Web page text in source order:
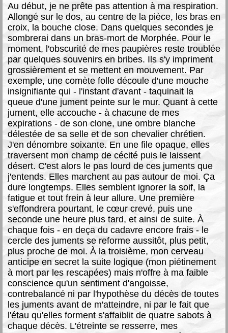
Au début, je ne prête pas attention à ma respiration.
Allongé sur le dos, au centre de la pièce, les bras en
croix, la bouche close. Dans quelques secondes je
sombrerai dans un bras-mort de Morphée. Pour le
moment, l'obscurité de mes paupières reste troublée
par quelques souvenirs en bribes. Ils s'y impriment
grossièrement et se mettent en mouvement. Par
exemple, une comète folle découle d'une mouche
insignifiante qui - l'instant d'avant - taquinait la
queue d'une jument peinte sur le mur. Quant à cette
jument, elle accouche - à chacune de mes
expirations - de son clone, une ombre blanche
délestée de sa selle et de son chevalier chrétien.
J'en dénombre soixante. En une file opaque, elles
traversent mon champ de cécité puis le laissent
désert. C'est alors le pas lourd de ces juments que
j'entends. Elles marchent au pas autour de moi. Ça
dure longtemps. Elles semblent ignorer la soif, la
fatigue et tout frein à leur allure. Une première
s'effondrera pourtant, le cœur crevé, puis une
seconde une heure plus tard, et ainsi de suite. À
chaque fois - en deça du cadavre encore frais - le
cercle des juments se reforme aussitôt, plus petit,
plus proche de moi. À la troisième, mon cerveau
anticipe en secret la suite logique (mon piétinement
à mort par les rescapées) mais n'offre à ma faible
conscience qu'un sentiment d'angoisse,
contrebalancé ni par l'hypothèse du décès de toutes
les juments avant de m'atteindre, ni par le fait que
l'étau qu'elles forment s'affaiblit de quatre sabots à
chaque décès. L'étreinte se resserre, mes